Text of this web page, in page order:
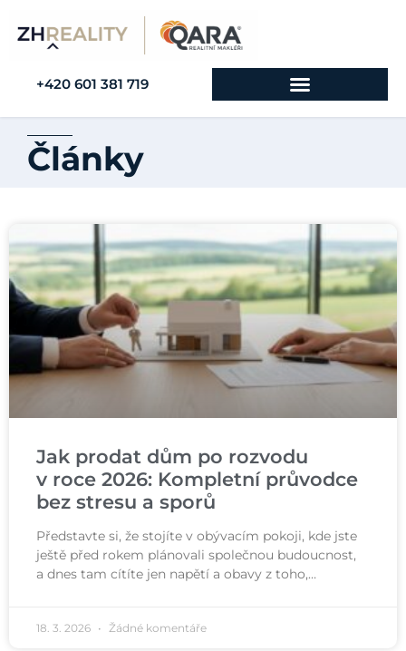
+420 601 381 719
Články
Jak prodat dům po rozvodu
v roce 2026: Kompletní průvodce
bez stresu a sporů
Představte si, že stojíte v obývacím pokoji, kde jste
ještě před rokem plánovali společnou budoucnost,
a dnes tam cítíte jen napětí a obavy z toho,…
18. 3. 2026 Žádné komentáře